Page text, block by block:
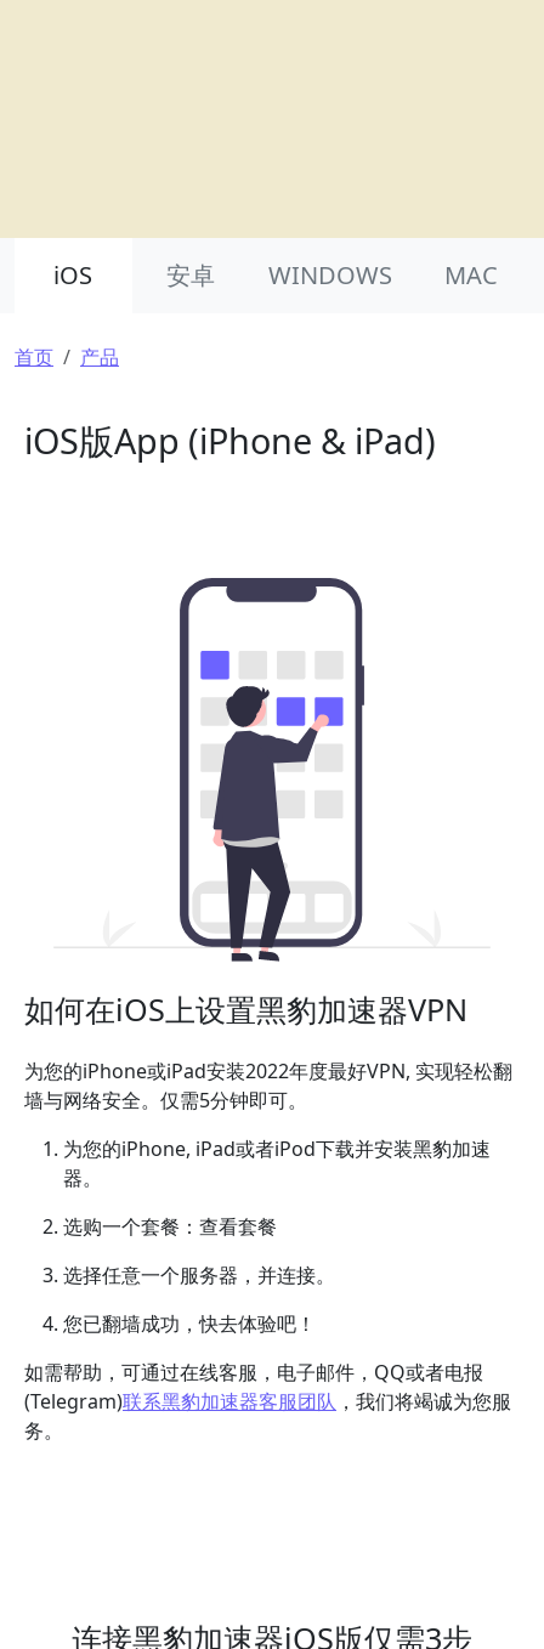
iOS 安卓 WINDOWS MAC
面包屑
首页 产品
iOS版App (iPhone & iPad)
如何在iOS上设置黑豹加速器VPN
为您的iPhone或iPad安装2022年度最好VPN, 实现轻松翻
墙与网络安全。仅需5分钟即可。
为您的iPhone, iPad或者iPod下载并安装黑豹加速
器。
选购一个套餐：查看套餐
选择任意一个服务器，并连接。
您已翻墙成功，快去体验吧！
如需帮助，可通过在线客服，电子邮件，QQ或者电报
(Telegram)联系黑豹加速器客服团队 ，我们将竭诚为您服
务。
连接黑豹加速器iOS版仅需3步